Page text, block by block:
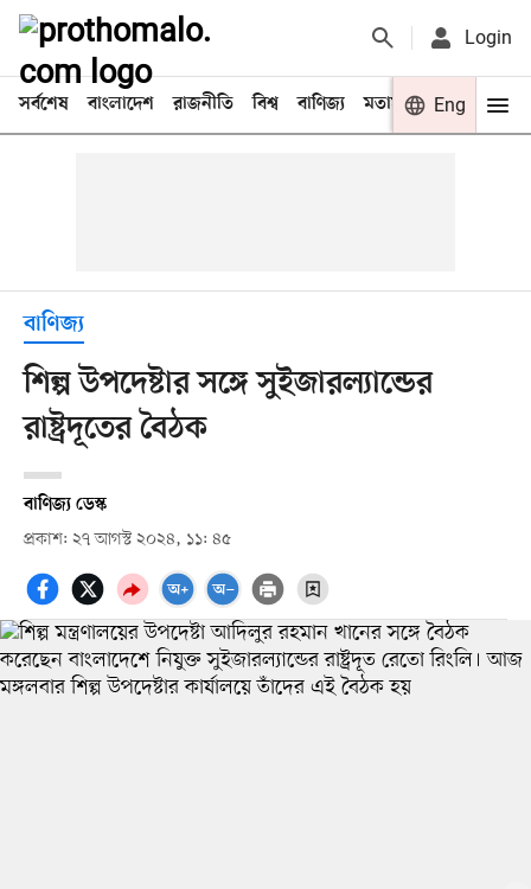
Login
সর্বশেষ বাংলাদেশ রাজনীতি বিশ্ব বাণিজ্য মতামত খেলা
Eng
বাণিজ্য
শিল্প উপদেষ্টার সঙ্গে সুইজারল্যান্ডের
রাষ্ট্রদূতের বৈঠক
বাণিজ্য ডেস্ক
প্রকাশ: ২৭ আগস্ট ২০২৪, ১১: ৪৫